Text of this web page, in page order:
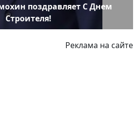
поздравляет С Днем
Строителя!
Реклама на сайте